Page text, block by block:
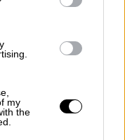
my
the